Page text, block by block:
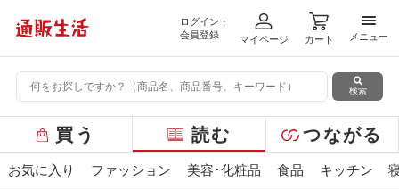
ログイン・
会員登録
マイページ カート
メニ
メニュー
検索
ー
バ
買う 読む つながる
お気に入り ファッション 美容･化粧品 食品 キッチン